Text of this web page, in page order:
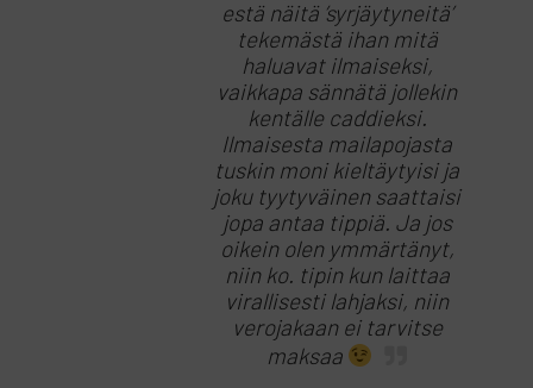
estä näitä ’syrjäytyneitä’
tekemästä ihan mitä
haluavat ilmaiseksi,
vaikkapa sännätä jollekin
kentälle caddieksi.
Ilmaisesta mailapojasta
tuskin moni kieltäytyisi ja
joku tyytyväinen saattaisi
jopa antaa tippiä. Ja jos
oikein olen ymmärtänyt,
niin ko. tipin kun laittaa
virallisesti lahjaksi, niin
verojakaan ei tarvitse
maksaa